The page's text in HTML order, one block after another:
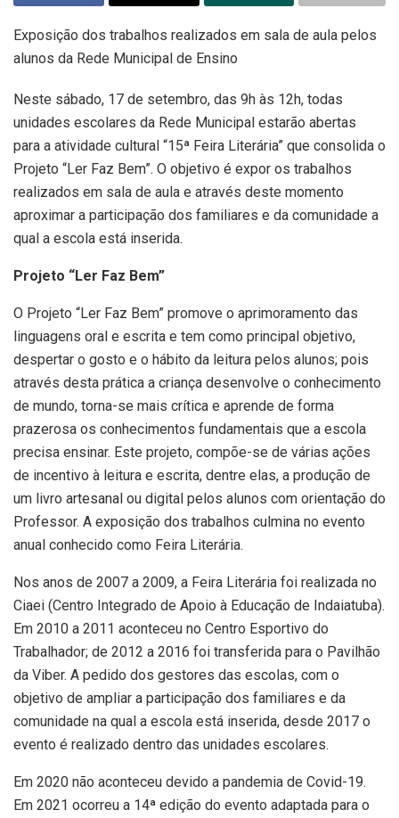
Exposição dos trabalhos realizados em sala de aula pelos
alunos da Rede Municipal de Ensino
Neste sábado, 17 de setembro, das 9h às 12h, todas
unidades escolares da Rede Municipal estarão abertas
para a atividade cultural “15ª Feira Literária” que consolida o
Projeto “Ler Faz Bem”. O objetivo é expor os trabalhos
realizados em sala de aula e através deste momento
aproximar a participação dos familiares e da comunidade a
qual a escola está inserida.
Projeto “Ler Faz Bem”
O Projeto “Ler Faz Bem” promove o aprimoramento das
linguagens oral e escrita e tem como principal objetivo,
despertar o gosto e o hábito da leitura pelos alunos; pois
através desta prática a criança desenvolve o conhecimento
de mundo, torna-se mais crítica e aprende de forma
prazerosa os conhecimentos fundamentais que a escola
precisa ensinar. Este projeto, compõe-se de várias ações
de incentivo à leitura e escrita, dentre elas, a produção de
um livro artesanal ou digital pelos alunos com orientação do
Professor. A exposição dos trabalhos culmina no evento
anual conhecido como Feira Literária.
Nos anos de 2007 a 2009, a Feira Literária foi realizada no
Ciaei (Centro Integrado de Apoio à Educação de Indaiatuba).
Em 2010 a 2011 aconteceu no Centro Esportivo do
Trabalhador; de 2012 a 2016 foi transferida para o Pavilhão
da Viber. A pedido dos gestores das escolas, com o
objetivo de ampliar a participação dos familiares e da
comunidade na qual a escola está inserida, desde 2017 o
evento é realizado dentro das unidades escolares.
Em 2020 não aconteceu devido a pandemia de Covid-19.
Em 2021 ocorreu a 14ª edição do evento adaptada para o